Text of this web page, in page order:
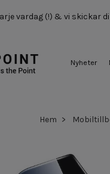
vardag (!) & vi skickar
Nyheter
Hem